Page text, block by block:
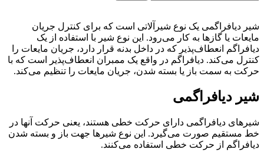
شیر دیافراگمی یک نوع شیرآلاتی است که برای کنترل جریان
مایعات یا گازها به کار می‌رود. این نوع شیر با استفاده از یک
دیافراگم انعطاف‌پذیر که در داخل بدنه قرار دارد، جریان مایعات را
کنترل می‌کند. دیافراگم در واقع یک ممبران انعطاف‌پذیر است که با
حرکت به سمت باز یا بسته شدن، جریان مایعات را تنظیم می‌کند.
شیر دیافراگمی
شیرهای دیافراگمی دارای حرکت خطی هستند، یعنی حرکت آنها در
خط مستقیم صورت می‌گیرد. این نوع شیرها جهت باز و بسته شدن
دیافراگم از حرکت خطی استفاده می‌کنند.